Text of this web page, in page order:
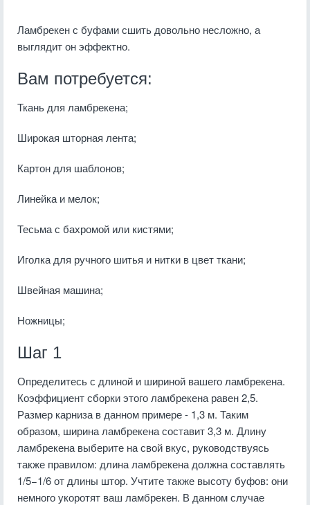
Ламбрекен с буфами сшить довольно несложно, а
выглядит он эффектно.
Вам потребуется:
Ткань для ламбрекена;
Широкая шторная лента;
Картон для шаблонов;
Линейка и мелок;
Тесьма с бахромой или кистями;
Иголка для ручного шитья и нитки в цвет ткани;
Швейная машина;
Ножницы;
Шаг 1
Определитесь с длиной и шириной вашего ламбрекена.
Коэффициент сборки этого ламбрекена равен 2,5.
Размер карниза в данном примере - 1,3 м. Таким
образом, ширина ламбрекена составит 3,3 м. Длину
ламбрекена выберите на свой вкус, руководствуясь
также правилом: длина ламбрекена должна составлять
1/5−1/6 от длины штор. Учтите также высоту буфов: они
немного укоротят ваш ламбрекен. В данном случае